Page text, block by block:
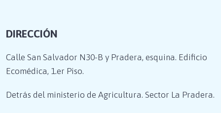
DIRECCIÓN
Calle San Salvador N30-B y Pradera, esquina. Edificio
Ecomédica, 1.er Piso.
Detrás del ministerio de Agricultura. Sector La Pradera.